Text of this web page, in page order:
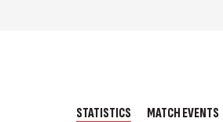
STATISTICS MATCH EVENTS